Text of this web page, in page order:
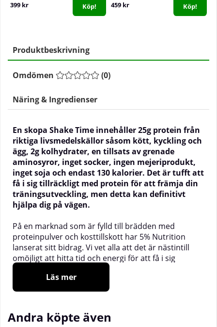
399 kr Köp! 459 kr Köp!
Produktbeskrivning
Omdömen (0)
Näring & Ingredienser
En skopa Shake Time innehåller 25g protein från
riktiga livsmedelskällor såsom kött, kyckling och
ägg, 2g kolhydrater, en tillsats av grenade
aminosyror, inget socker, ingen mejeriprodukt,
inget soja och endast 130 kalorier. Det är tufft att
få i sig tillräckligt med protein för att främja din
träningsutveckling, men detta kan definitivt
hjälpa dig på vägen.
På en marknad som är fylld till brädden med
proteinpulver och kosttillskott har 5% Nutrition
lanserat sitt bidrag. Vi vet alla att det är nästintill
omöjligt att hitta tid och energi för att få i sig
tillräckligt med protein för att nå dina träningsmål
enbart genom kosten. Men 5% har undvikit att bli en
del av vasslemarknaden med Shake Time.
Detta proteinpulver är inte baserat på vassle eller
mejerikällor. I linje med deras aggressiva och
Läs mer
Andra köpte även